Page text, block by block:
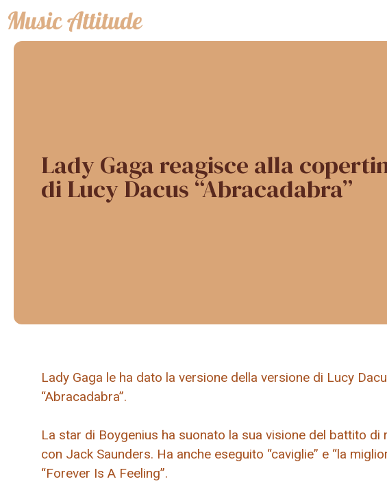
Vai
al
contenuto
Lady Gaga reagisce alla
di Lucy Dacus “Abracadabra”
Lady Gaga le ha dato la versione della versione di Lucy
“Abracadabra”.
La star di Boygenius ha suonato la sua visione del battito di
con Jack Saunders. Ha anche eseguito “caviglie” e “la
“Forever Is A Feeling”.